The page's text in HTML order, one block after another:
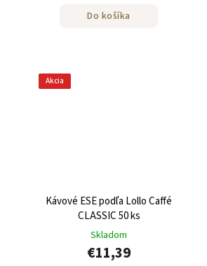
Do košíka
Akcia
Kávové ESE podľa Lollo Caffé
CLASSIC 50 ks
Skladom
€11,39